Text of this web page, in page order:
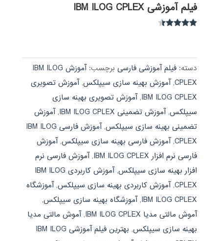
فیلم آموزشی IBM ILOG CPLEX
دسته: فیلم آموزشی فارسی برچسب:
آموزش IBM ILOG
CPLEX
,آموزش بهینه سازی سیپلکس,آموزش تصویری
IBM ILOG CPLEX
,آموزش تصویری بهینه سازی
سیپلکس,آموزش تضمینی IBM ILOG CPLEX ,آموزش
تضمینی بهینه سازی سیپلکس,
آموزش فارسی IBM ILOG
CPLEX
,آموزش فارسی بهینه سازی سیپلکس,آموزش
فارسی نرم افزار IBM ILOG CPLEX
,آموزش فارسی نرم
افزار بهینه سازی سیپلکس,
آموزش کاربردی IBM ILOG
CPLEX
,آموزش کاربردی بهینه سازی سیپلکس,آموزشگاه
IBM ILOG CPLEX
,آموزشگاه بهینه سازی سیپلکس,
آموش مالتی مدیا IBM ILOG CPLEX
,آموش مالتی مدیا
بهینه سازی سیپلکس,
بهترین فیلم آموزشی IBM ILOG